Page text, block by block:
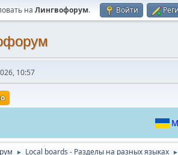
на Лингвофорум. Войти
10:57
► Local boards - Разделы на разных языках ►